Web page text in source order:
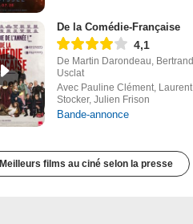
De la Comédie-Française
4,1
De Martin Darondeau, Bertrand
Usclat
Avec Pauline Clément, Laurent
Stocker, Julien Frison
Bande-annonce
Meilleurs films au ciné selon la presse